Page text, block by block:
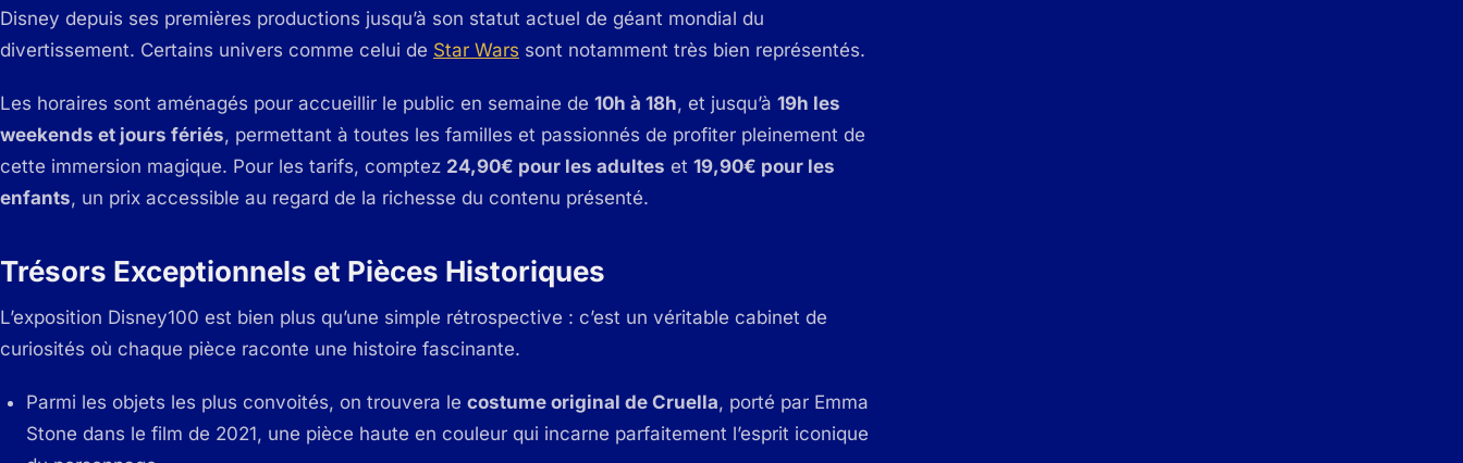
Disney depuis ses premières productions jusqu’à son statut actuel de géant mondial du
divertissement. Certains univers comme celui de Star Wars sont notamment très bien représentés.
Les horaires sont aménagés pour accueillir le public en semaine de 10h à 18h, et jusqu’à 19h les
weekends et jours fériés, permettant à toutes les familles et passionnés de profiter pleinement de
cette immersion magique. Pour les tarifs, comptez 24,90€ pour les adultes et 19,90€ pour les
enfants, un prix accessible au regard de la richesse du contenu présenté.
Trésors Exceptionnels et Pièces Historiques
L’exposition Disney100 est bien plus qu’une simple rétrospective : c’est un véritable cabinet de
curiosités où chaque pièce raconte une histoire fascinante.
Parmi les objets les plus convoités, on trouvera le costume original de Cruella, porté par Emma
Stone dans le film de 2021, une pièce haute en couleur qui incarne parfaitement l’esprit iconique